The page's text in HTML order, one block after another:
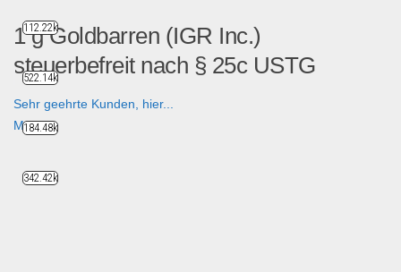
1 g Goldbarren (IGR Inc.)
steuerbefreit nach § 25c USTG
Sehr geehrte Kunden, hier...
Münzen
112.22k
522.14k
184.48k
342.42k